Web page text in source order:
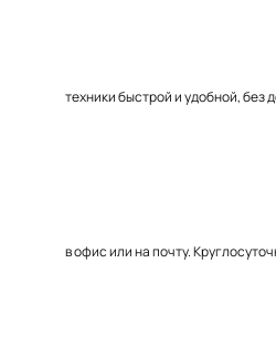
техники быстрой и удобной, без
в офис или на почту.